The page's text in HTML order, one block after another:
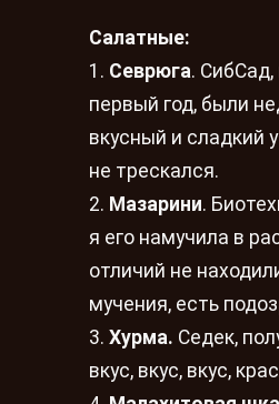
Салатные:
1. Севрюга.
первый год, были
вкусный и сладкий
не трескался.
2. Мазарини.
я его намучила в
отличий не
мучения, есть
3. Хурма. Седек,
вкус, вкус, вкус,